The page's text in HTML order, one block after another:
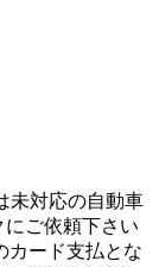
未対応の自動車
ご依頼下さい
カード支払とな